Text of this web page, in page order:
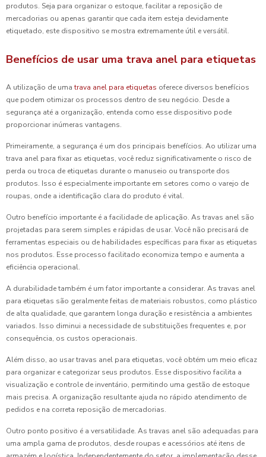
produtos. Seja para organizar o estoque, facilitar a reposição de
mercadorias ou apenas garantir que cada item esteja devidamente
etiquetado, este dispositivo se mostra extremamente útil e versátil.
Benefícios de usar uma trava anel para etiquetas
A utilização de uma trava anel para etiquetas oferece diversos benefícios
que podem otimizar os processos dentro de seu negócio. Desde a
segurança até a organização, entenda como esse dispositivo pode
proporcionar inúmeras vantagens.
Primeiramente, a segurança é um dos principais benefícios. Ao utilizar uma
trava anel para fixar as etiquetas, você reduz significativamente o risco de
perda ou troca de etiquetas durante o manuseio ou transporte dos
produtos. Isso é especialmente importante em setores como o varejo de
roupas, onde a identificação clara do produto é vital.
Outro benefício importante é a facilidade de aplicação. As travas anel são
projetadas para serem simples e rápidas de usar. Você não precisará de
ferramentas especiais ou de habilidades específicas para fixar as etiquetas
nos produtos. Esse processo facilitado economiza tempo e aumenta a
eficiência operacional.
A durabilidade também é um fator importante a considerar. As travas anel
para etiquetas são geralmente feitas de materiais robustos, como plástico
de alta qualidade, que garantem longa duração e resistência a ambientes
variados. Isso diminui a necessidade de substituições frequentes e, por
consequência, os custos operacionais.
Além disso, ao usar travas anel para etiquetas, você obtém um meio eficaz
para organizar e categorizar seus produtos. Esse dispositivo facilita a
visualização e controle de inventário, permitindo uma gestão de estoque
mais precisa. A organização resultante ajuda no rápido atendimento de
pedidos e na correta reposição de mercadorias.
Outro ponto positivo é a versatilidade. As travas anel são adequadas para
uma ampla gama de produtos, desde roupas e acessórios até itens de